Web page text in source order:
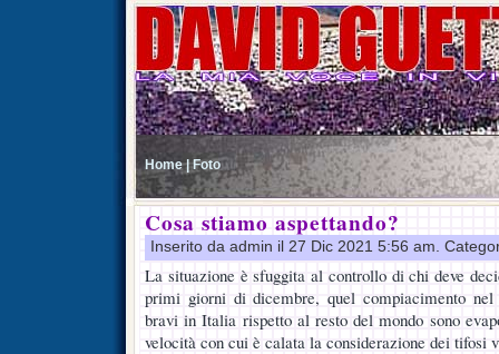
Home | Foto
Cosa stiamo aspettando?
Inserito da admin il 27 Dic 2021 5:56 am.
La situazione è sfuggita al controllo di chi deve
primi giorni di dicembre, quel compiacimento
bravi in Italia rispetto al resto del mondo sono
velocità con cui è calata la considerazione dei tifosi